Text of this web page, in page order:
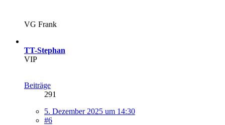
VG Frank
TT-Stephan
VIP
Beiträge
291
5. Dezember 2025 um 14:30
#6